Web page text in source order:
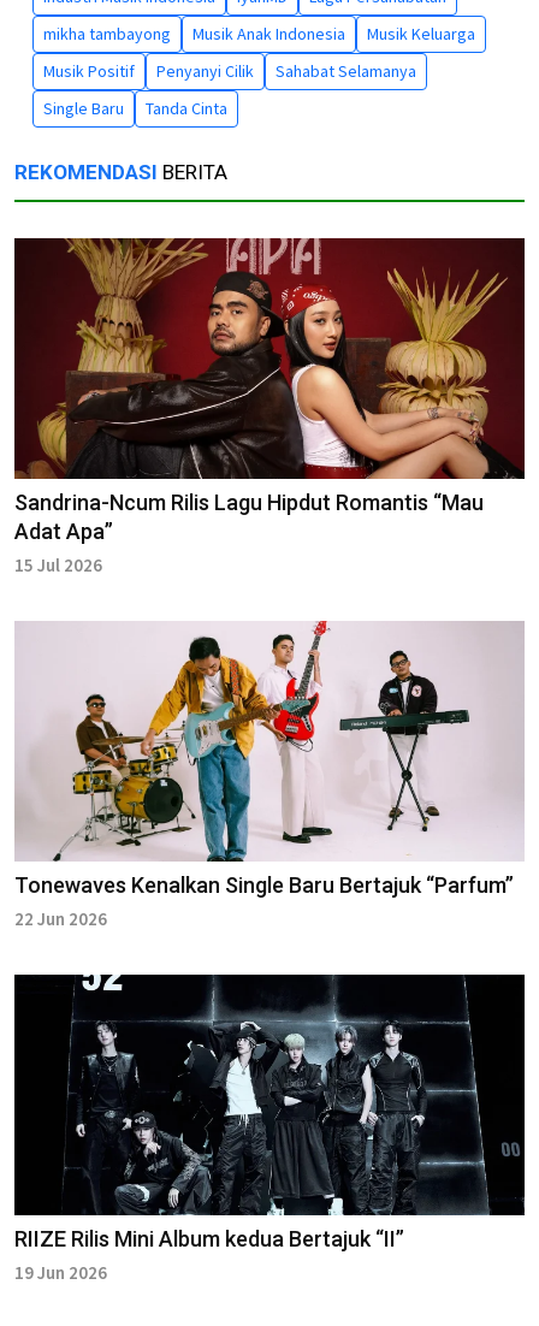
mikha tambayong
Musik Anak Indonesia
Musik Keluarga
Musik Positif
Penyanyi Cilik
Sahabat Selamanya
Single Baru
Tanda Cinta
REKOMENDASI BERITA
Sandrina-Ncum Rilis Lagu Hipdut Romantis “Mau
Adat Apa”
15 Jul 2026
Tonewaves Kenalkan Single Baru Bertajuk “Parfum”
22 Jun 2026
RIIZE Rilis Mini Album kedua Bertajuk “II”
19 Jun 2026